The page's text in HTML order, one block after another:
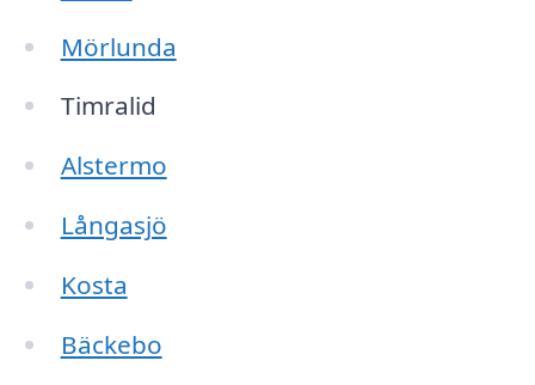
Mörlunda
Timralid
Alstermo
Långasjö
Kosta
Bäckebo